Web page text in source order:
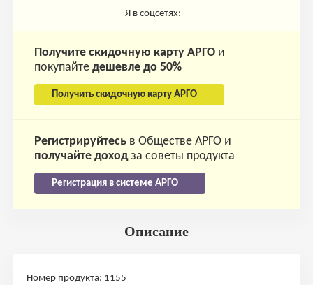
Я в соцсетях:
Получите скидочную карту АРГОи
покупайте дешевле до 50%
Получить скидочную карту АРГО
Регистрируйтесьв Обществе АРГО и
получайте доходза советы продукта
Регистрация в системе АРГО
Описание
Номер продукта: 1155